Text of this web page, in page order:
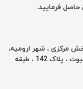
فرمایید.
مرکزی ، شهر ارومیه،
محله نبوت ، کوچه شانزدهم[اول نگین] ، بلوار نبوت ، پلاک 142 ، طبقه